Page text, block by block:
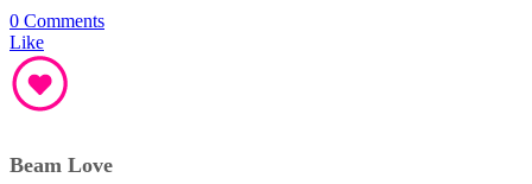
0 Comments
Like
Beam Love